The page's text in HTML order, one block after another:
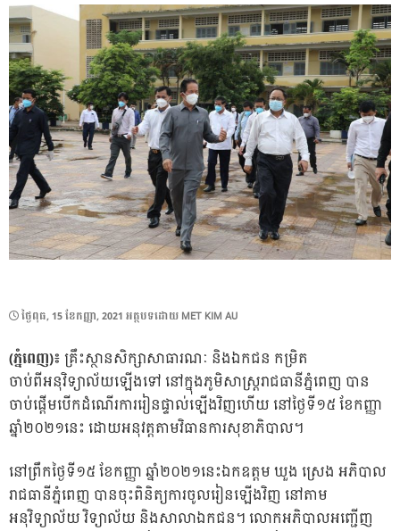
POSTED
ថ្ងៃ​ពុធ, 15 ខែ​កញ្ញា, 2021 អត្ថបទដោយ MET KIM AU
(ភ្នំពេញ)៖គ្រឹះស្ថានសិក្សាសាធារណៈ និងឯកជន កម្រិត
ចាប់ពីអនុវិទ្យាល័យឡើងទៅ នៅក្នុងភូមិសាស្ត្ររាជធានីភ្នំពេញ បាន
ចាប់ផ្តើមបើកដំណើរការរៀនផ្ទាល់ឡើងវិញហើយ នៅថ្ងៃទី១៥ ខែកញ្ញា
ឆ្នាំ២០២១នេះ ដោយអនុវត្តតាមវិធានការសុខាភិបាល។
នៅព្រឹកថ្ងៃទី១៥ ខែកញ្ញា ឆ្នាំ២០២១នេះឯកឧត្តម ឃួង ស្រេង អភិបាល
រាជធានីភ្នំពេញ បានចុះពិនិត្យការចូលរៀនឡើងវិញ នៅតាម
អនុវិទ្យាល័យ វិទ្យាល័យ និងសាលាឯកជន។ លោកអភិបាលអញ្ជើញ